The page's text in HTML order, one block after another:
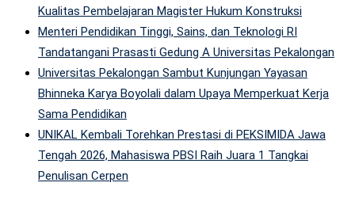
Kualitas Pembelajaran Magister Hukum Konstruksi
Menteri Pendidikan Tinggi, Sains, dan Teknologi RI
Tandatangani Prasasti Gedung A Universitas Pekalongan
Universitas Pekalongan Sambut Kunjungan Yayasan
Bhinneka Karya Boyolali dalam Upaya Memperkuat Kerja
Sama Pendidikan
UNIKAL Kembali Torehkan Prestasi di PEKSIMIDA Jawa
Tengah 2026, Mahasiswa PBSI Raih Juara 1 Tangkai
Penulisan Cerpen